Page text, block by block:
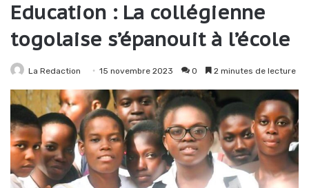
Education : La collégienne
togolaise s’épanouit à l’école
La Redaction 15 novembre 2023 0 2 minutes de lecture